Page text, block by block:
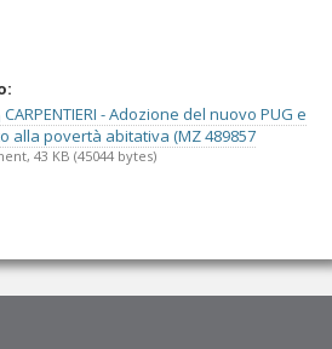
:
CARPENTIERI - Adozione del nuovo PUG e
alla povertà abitativa (MZ 489857
43 KB (45044 bytes)